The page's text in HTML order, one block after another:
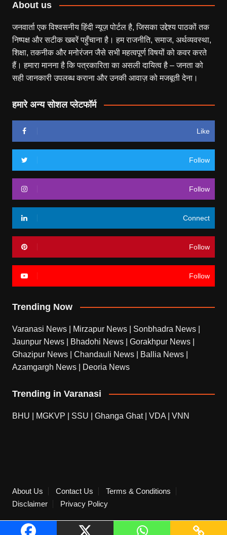
About us
जनवार्ता एक विश्वसनीय हिंदी न्यूज़ पोर्टल है, जिसका उद्देश्य पाठकों तक
निष्पक्ष और सटीक खबरें पहुँचाना है। हम राजनीति, समाज, अर्थव्यवस्था,
शिक्षा, तकनीक और मनोरंजन जैसे सभी महत्वपूर्ण विषयों को कवर करते
हैं। हमारा मानना है कि पत्रकारिता का असली दायित्व है – जनता को
सही जानकारी उपलब्ध कराना और उनकी आवाज़ को मजबूती देना।
हमारे अन्य सोशल प्लेटफॉर्म
Like
Follow
Follow
Connect
Follow
Follow
Trending Now
Varanasi News Mirzapur News Sonbhadra News
Jaunpur News
Bhadohi News Gorakhpur News
Ghazipur News
Chandauli News Ballia News
Azamgargh News
Deoria News
Trending in Varanasi
BHU MGKVP SSU Ghanga Ghat| VDA VNN
About Us Contact Us
Terms & Conditions
Disclaimer
Privacy Policy